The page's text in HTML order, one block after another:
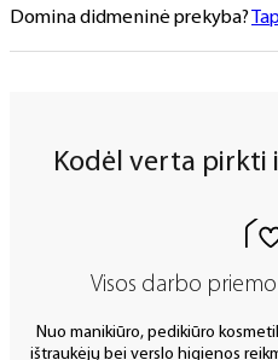
Domina didmeninė prekyba?
Kodėl verta pirkti
Visos darbo
Nuo manikiūro, pedikiūro
ištraukėjų bei verslo higienos